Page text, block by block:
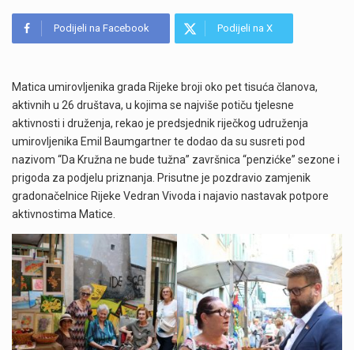
Podijeli na Facebook Podijeli na X
Matica umirovljenika grada Rijeke broji oko pet tisuća članova,
aktivnih u 26 društava, u kojima se najviše potiču tjelesne
aktivnosti i druženja, rekao je predsjednik riječkog udruženja
umirovljenika Emil Baumgartner te dodao da su susreti pod
nazivom “Da Kružna ne bude tužna” završnica “penzićke” sezone i
prigoda za podjelu priznanja. Prisutne je pozdravio zamjenik
gradonačelnice Rijeke Vedran Vivoda i najavio nastavak potpore
aktivnostima Matice.